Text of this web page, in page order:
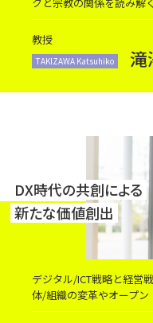
クと宗教の関係を読み解く
教授
TAKIZAWA Katsuhiko 滝
DX時代の共創による
新たな価値創出
デジタル/ICT戦略と経営
体/組織の変革やオープン